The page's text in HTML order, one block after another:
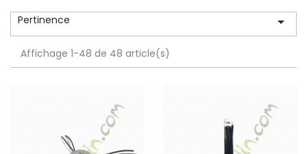
Pertinence 
Affichage 1-48 de 48 article(s)